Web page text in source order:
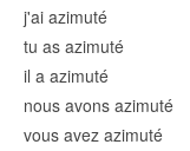
j'ai azimuté
tu as azimuté
il a azimuté
nous avons azimuté
vous avez azimuté